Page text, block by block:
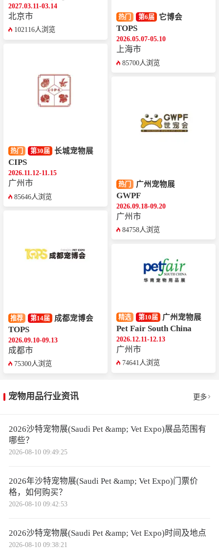
2027.03.11-03.14
北京市
102116人浏览
热门 第30届 长城宠物展
CIPS
2026.11.12-11.15
广州市
85646人浏览
推荐 第14届 成都宠博会
TOPS
2026.09.10-09.13
成都市
75300人浏览
热门 第6届 它博会
TOPS
2026.05.07-05.10
上海市
85700人浏览
热门 广州宠物展
GWPF
2026.09.18-09.20
广州市
84758人浏览
精选 第10届 广州宠物展
Pet Fair South China
2026.12.11-12.13
广州市
74641人浏览
宠物用品行业资讯 更多
2026沙特宠物展(Saudi Pet &amp; Vet Expo)展品范围有
哪些？
2026-08-10 09:49:25
2026年沙特宠物展(Saudi Pet &amp; Vet Expo)门票价
格，如何购买？
2026-08-10 09:42:53
2026沙特宠物展(Saudi Pet &amp; Vet Expo)时间及地点
2026-08-10 09:38:21